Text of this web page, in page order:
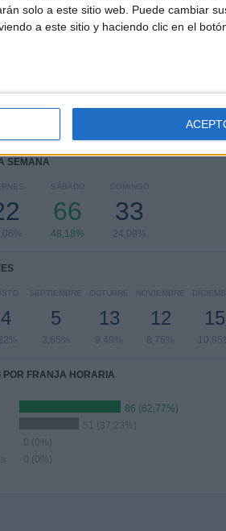
solo a este sitio web. Puede cambiar
a este sitio y haciendo clic en el
63 (45,99%)
SEMANA
SÁBADO
66
48,18%
DOMINGO
33
24,09%
SEPTIEMBRE
5
3,65%
OCTUBRE
13
9,49%
NOVIEMBRE
12
8,76%
15
POR FRANJA HORARIA
86 (62,77%)
51 (37,23%)
0 (0%)
0 (0%)